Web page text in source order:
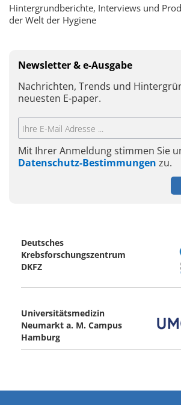
Hintergrundberichte, Interviews und
der Welt der Hygiene
Newsletter & e-Ausgabe
Nachrichten, Trends und
neuesten E-paper.
Mit Ihrer Anmeldung stimmen Sie
Datenschutz-Bestimmungen zu.
Deutsches
Krebsforschungszentrum
DKFZ
Universitätsmedizin
Neumarkt a. M. Campus
Hamburg